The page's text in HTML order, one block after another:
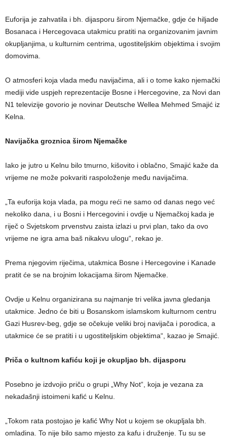
Euforija je zahvatila i bh. dijasporu širom Njemačke, gdje će hiljade
Bosanaca i Hercegovaca utakmicu pratiti na organizovanim javnim
okupljanjima, u kulturnim centrima, ugostiteljskim objektima i svojim
domovima.
O atmosferi koja vlada među navijačima, ali i o tome kako njemački
mediji vide uspjeh reprezentacije Bosne i Hercegovine, za Novi dan
N1 televizije govorio je novinar Deutsche Wellea Mehmed Smajić iz
Kelna.
Navijačka groznica širom Njemačke
Iako je jutro u Kelnu bilo tmurno, kišovito i oblačno, Smajić kaže da
vrijeme ne može pokvariti raspoloženje među navijačima.
„Ta euforija koja vlada, pa mogu reći ne samo od danas nego već
nekoliko dana, i u Bosni i Hercegovini i ovdje u Njemačkoj kada je
riječ o Svjetskom prvenstvu zaista izlazi u prvi plan, tako da ovo
vrijeme ne igra ama baš nikakvu ulogu“, rekao je.
Prema njegovim riječima, utakmica Bosne i Hercegovine i Kanade
pratit će se na brojnim lokacijama širom Njemačke.
Ovdje u Kelnu organizirana su najmanje tri velika javna gledanja
utakmice. Jedno će biti u Bosanskom islamskom kulturnom centru
Gazi Husrev-beg, gdje se očekuje veliki broj navijača i porodica, a
utakmice će se pratiti i u ugostiteljskim objektima“, kazao je Smajić.
Priča o kultnom kafiću koji je okupljao bh. dijasporu
Posebno je izdvojio priču o grupi „Why Not“, koja je vezana za
nekadašnji istoimeni kafić u Kelnu.
„Tokom rata postojao je kafić Why Not u kojem se okupljala bh.
omladina. To nije bilo samo mjesto za kafu i druženje. Tu su se